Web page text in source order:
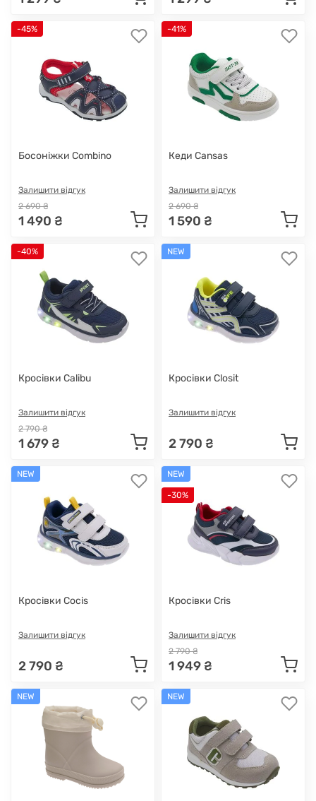
-45%
Босоніжки Combino
Залишити відгук
2 690 ₴
1 490 ₴
-41%
Кеди Cansas
Залишити відгук
2 690 ₴
1 590 ₴
-40%
Кросівки Calibu
Залишити відгук
2 790 ₴
1 679 ₴
NEW
Кросівки Closit
Залишити відгук
2 790 ₴
NEW
Кросівки Cocis
Залишити відгук
2 790 ₴
NEW
-30%
Кросівки Cris
Залишити відгук
2 790 ₴
1 949 ₴
NEW NEW